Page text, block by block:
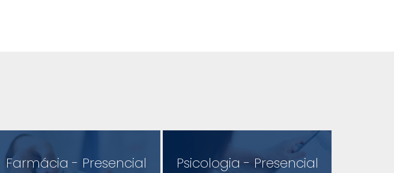
Farmácia - Presencial Psicologia - Presencial